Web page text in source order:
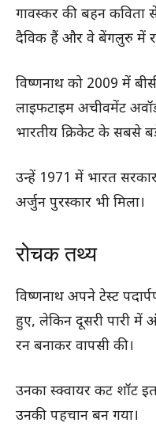
गावस्कर की बहन कविता
दैविक हैं और वे बेंगलुरु में
विष्णनाथ को 2009 में
लाइफटाइम अचीवमेंट
भारतीय क्रिकेट के सबसे
उन्हें 1971 में भारत
अर्जुन पुरस्कार भी मिला।
रोचक तथ्य
विष्णनाथ अपने टेस्ट
हुए, लेकिन दूसरी पारी में
रन बनाकर वापसी की।
उनका स्क्वायर कट शॉट
उनकी पहचान बन गया।